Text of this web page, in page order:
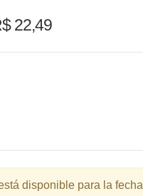
22,49
1
disponible para la fecha